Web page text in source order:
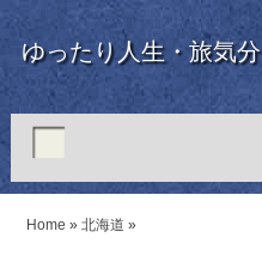
ゆったり人生・旅気分
Home » 北海道 »